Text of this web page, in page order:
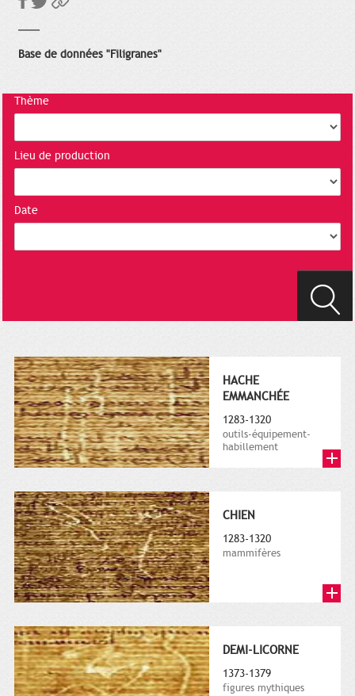
Base de données "Filigranes"
Thème
Lieu de production
Date
HACHE
EMMANCHÉE
1283-1320
outils-équipement-
habillement
CHIEN
1283-1320
mammifères
DEMI-LICORNE
1373-1379
figures mythiques